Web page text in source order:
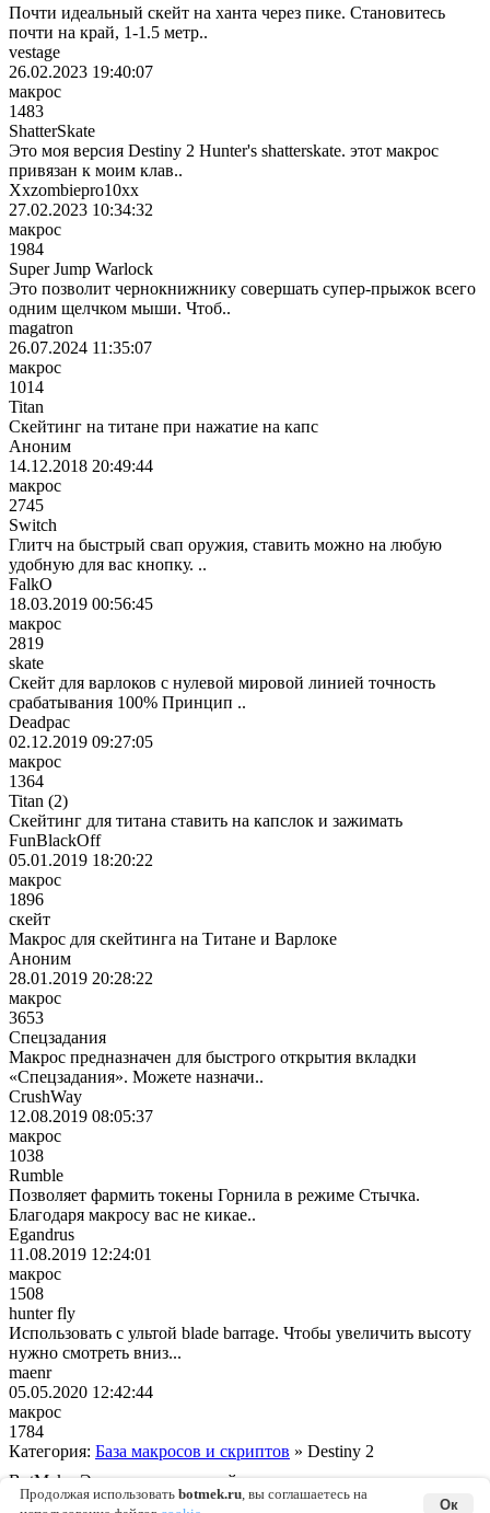
Почти идеальный скейт на ханта через пике. Становитесь
почти на край, 1-1.5 метр..
vestage
26.02.2023 19:40:07
макрос
1483
ShatterSkate
Это моя версия Destiny 2 Hunter's shatterskate. этот макрос
привязан к моим клав..
Xxzombiepro10xx
27.02.2023 10:34:32
макрос
1984
Super Jump Warlock
Это позволит чернокнижнику совершать супер-прыжок всего
одним щелчком мыши. Чтоб..
magatron
26.07.2024 11:35:07
макрос
1014
Titan
Скейтинг на титане при нажатие на капс
Аноним
14.12.2018 20:49:44
макрос
2745
Switch
Глитч на быстрый свап оружия, ставить можно на любую
удобную для вас кнопку. ..
FalkO
18.03.2019 00:56:45
макрос
2819
skate
Скейт для варлоков с нулевой мировой линией точность
срабатывания 100% Принцип ..
Deadpac
02.12.2019 09:27:05
макрос
1364
Titan (2)
Скейтинг для титана ставить на капслок и зажимать
FunBlackOff
05.01.2019 18:20:22
макрос
1896
скейт
Макрос для скейтинга на Титане и Варлоке
Аноним
28.01.2019 20:28:22
макрос
3653
Спецзадания
Макрос предназначен для быстрого открытия вкладки
«Спецзадания». Можете назначи..
CrushWay
12.08.2019 08:05:37
макрос
1038
Rumble
Позволяет фармить токены Горнила в режиме Стычка.
Благодаря макросу вас не кикае..
Egandrus
11.08.2019 12:24:01
макрос
1508
hunter fly
Использовать с ультой blade barrage. Чтобы увеличить высоту
нужно смотреть вниз...
maenr
05.05.2020 12:42:44
макрос
1784
Категория: База макросов и скриптов » Destiny 2
BotMek - Эмулятор макросной клавиатуры и
мышки © 2016-2026 |
English